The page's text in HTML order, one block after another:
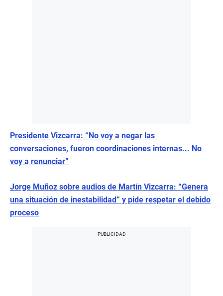
Presidente Vizcarra: “No voy a negar las
conversaciones, fueron coordinaciones internas... No
voy a renunciar”
Jorge Muñoz sobre audios de Martín Vizcarra: “Genera
una situación de inestabilidad” y pide respetar el debido
proceso